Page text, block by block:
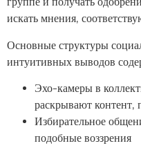
искать мнения,
Основные структуры
интуитивных выводов
Эхо-камеры в
раскрывают
Избирательное
подобные воззрения